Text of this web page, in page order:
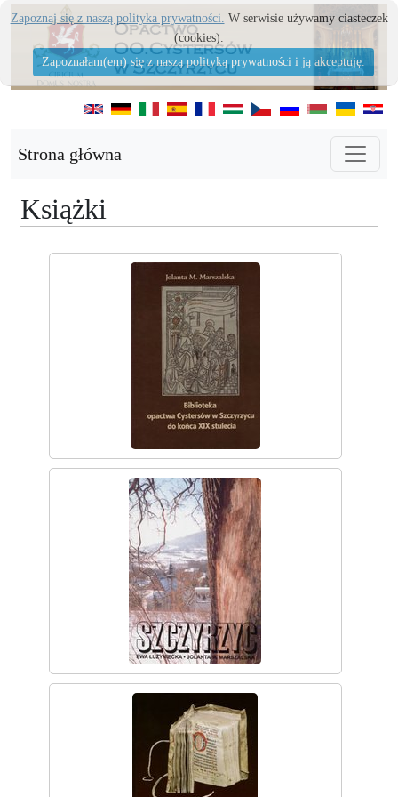
Strona główna
Książki
Zapoznaj się z naszą polityka prywatności. W serwisie używamy ciasteczek
(cookies).
Zapoznałam(em) się z naszą polityką prywatności i ją akceptuję.